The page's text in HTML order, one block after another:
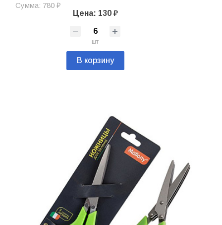
Сумма: 780 ₽
Цена: 130 ₽
шт
В корзину